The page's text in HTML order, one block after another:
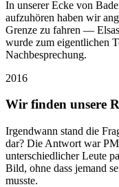
In unserer Ecke von
aufzuhören haben wir
Grenze zu fahren —
wurde zum eigentlichen
Nachbesprechung.
2016
Wir finden unsere
Irgendwann stand die
dar? Die Antwort war
unterschiedlicher Leute
Bild, ohne dass jemand
musste.